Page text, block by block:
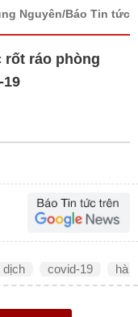
Nguyên/Báo Tin tức
ráo phòng
19
dịch covid-19 hà